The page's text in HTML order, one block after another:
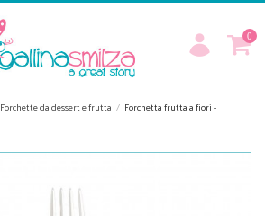
0
Forchette da dessert e frutta
Forchetta frutta a fiori -